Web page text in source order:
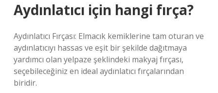
Aydınlatıcı için hangi fırça?
Aydınlatıcı Fırçası: Elmacık kemiklerine tam oturan ve
aydınlatıcıyı hassas ve eşit bir şekilde dağıtmaya
yardımcı olan yelpaze şeklindeki makyaj fırçası,
seçebileceğiniz en ideal aydınlatıcı fırçalarından
biridir.